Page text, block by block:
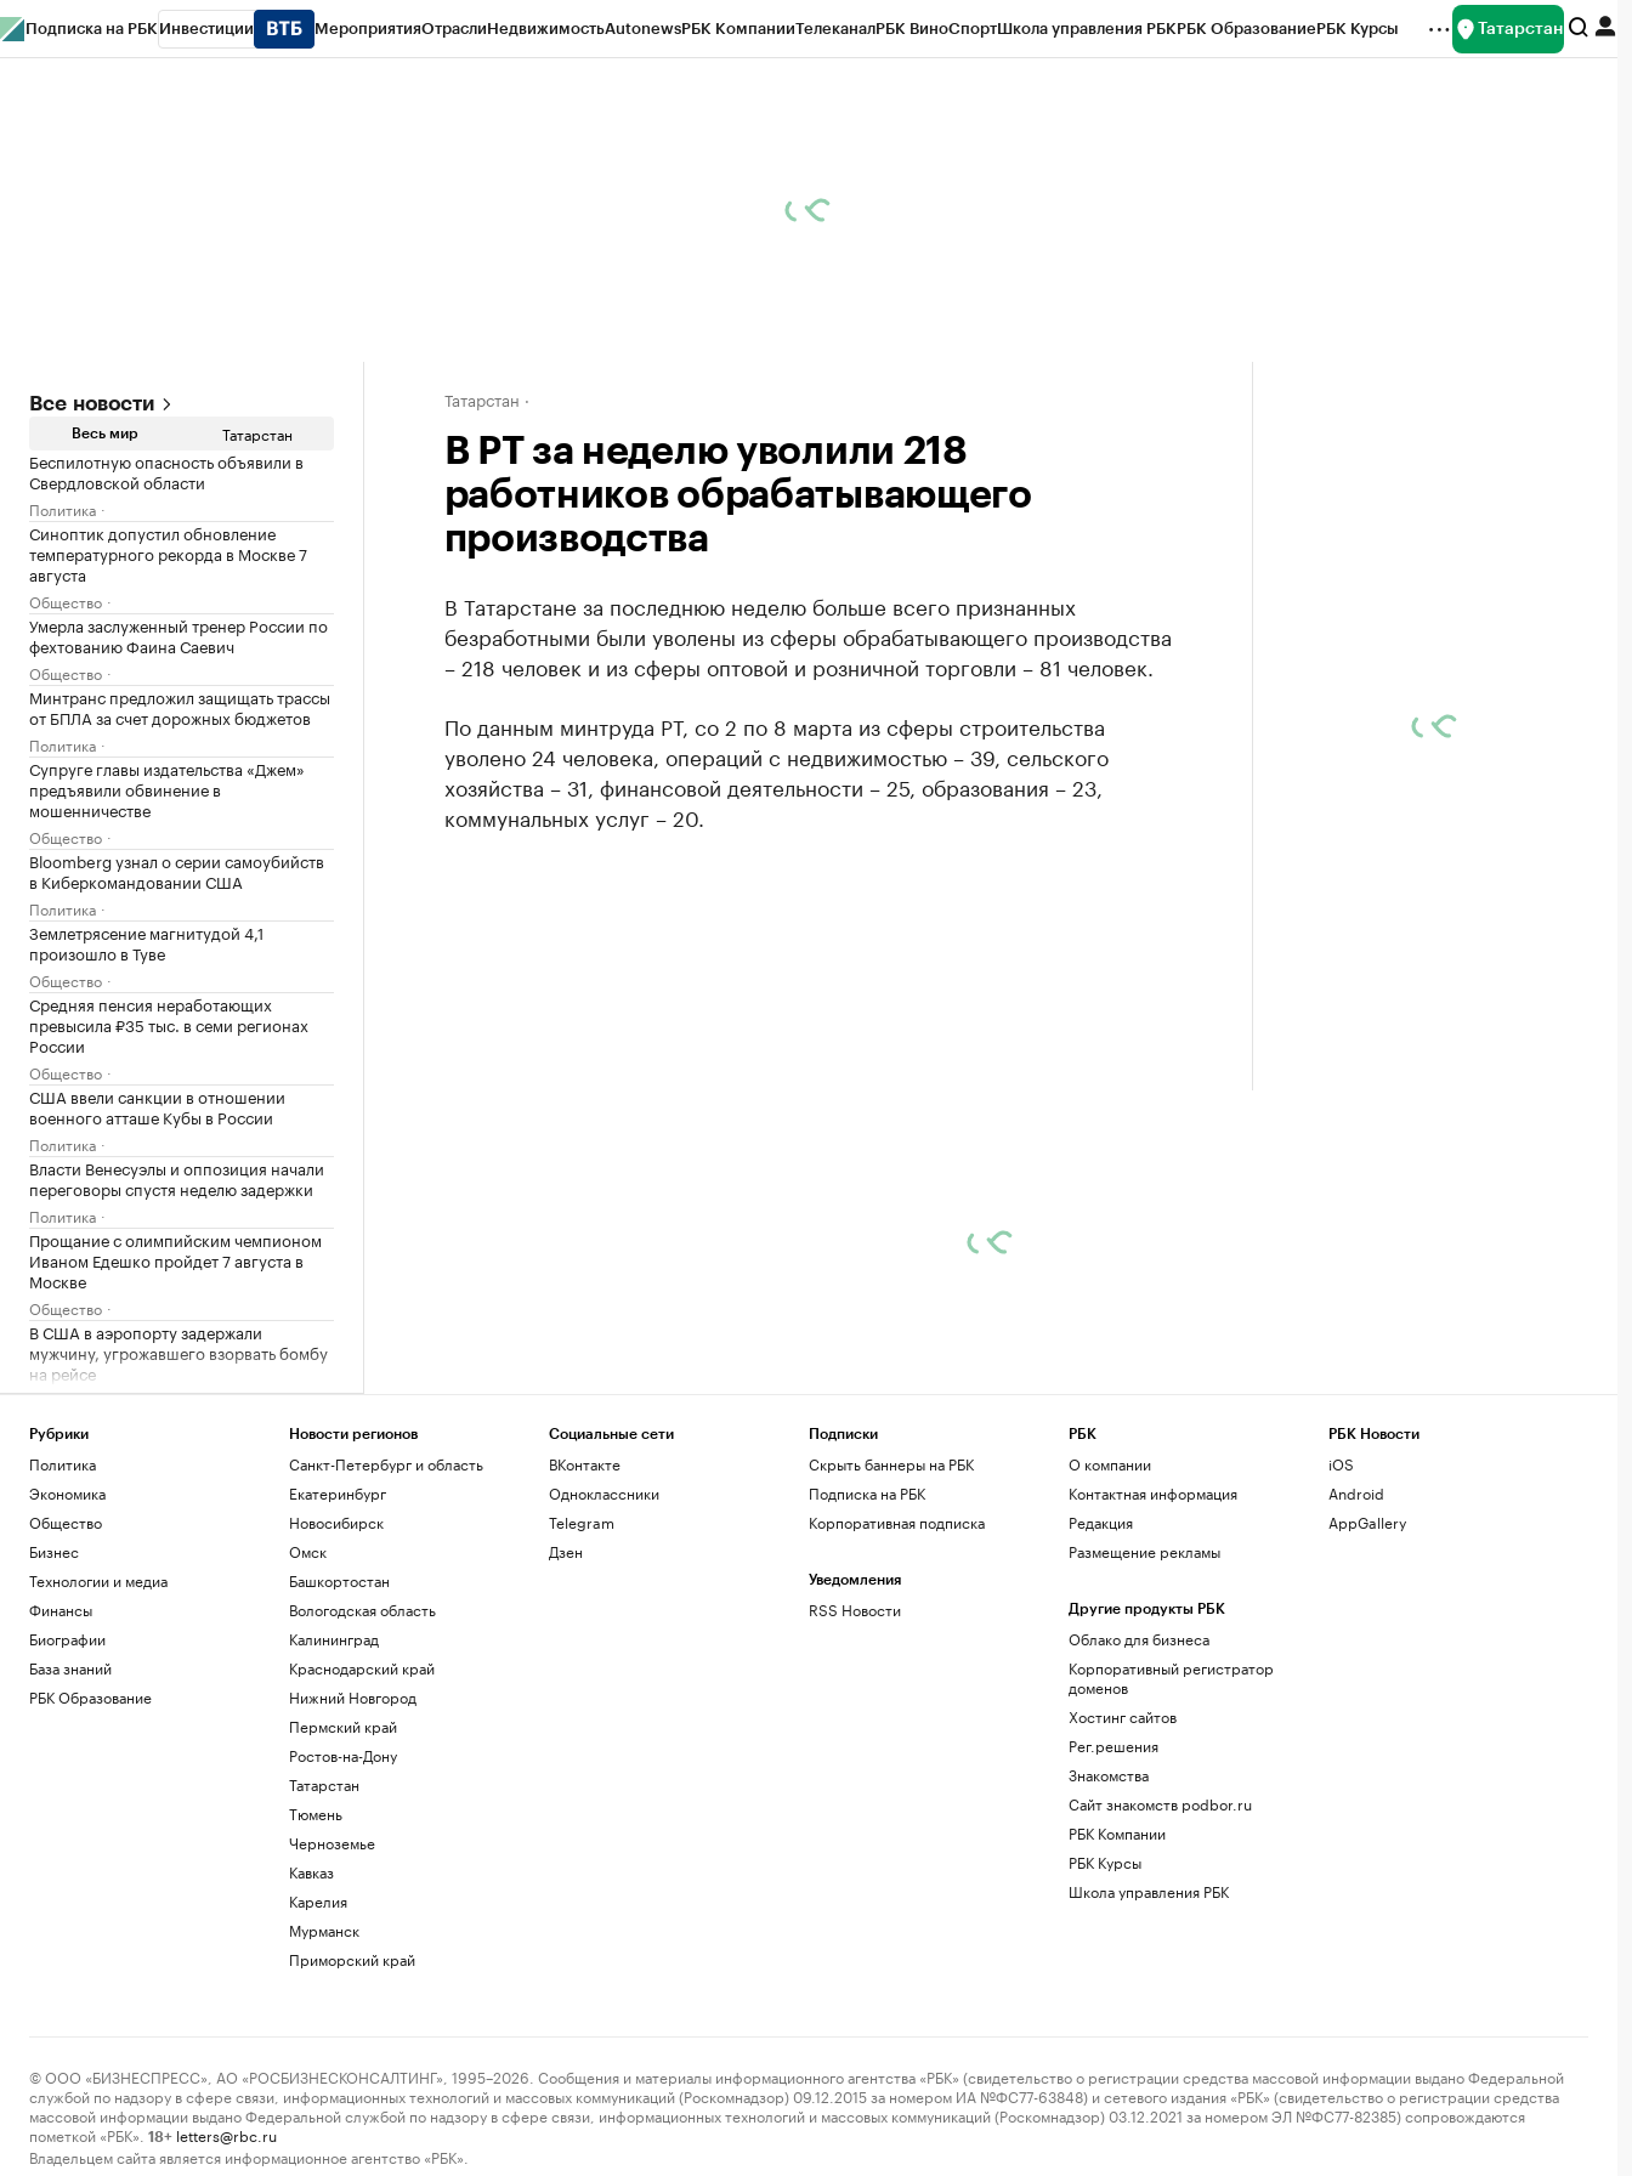
Подписка на РБК Инвестиции МероприятияОтраслиНедвижимостьAutonewsРБК КомпанииТелеканалРБК ВиноСпортШкола управления РБКРБК ОбразованиеРБК Курсы Татарстан
Все новости
Весь мир Татарстан
Беспилотную опасность объявили в
Свердловской области
Политика
Синоптик допустил обновление
температурного рекорда в Москве 7
августа
Общество
Умерла заслуженный тренер России по
фехтованию Фаина Саевич
Общество
Минтранс предложил защищать трассы
от БПЛА за счет дорожных бюджетов
Политика
Супруге главы издательства «Джем»
предъявили обвинение в
мошенничестве
Общество
Bloomberg узнал о серии самоубийств
в Киберкомандовании США
Политика
Землетрясение магнитудой 4,1
произошло в Туве
Общество
Средняя пенсия неработающих
превысила ₽35 тыс. в семи регионах
России
Общество
США ввели санкции в отношении
военного атташе Кубы в России
Политика
Власти Венесуэлы и оппозиция начали
переговоры спустя неделю задержки
Политика
Прощание с олимпийским чемпионом
Иваном Едешко пройдет 7 августа в
Москве
Общество
В США в аэропорту задержали
мужчину, угрожавшего взорвать бомбу
на рейсе
Общество
Во Внуково предупредили о задержках
рейсов из-за грозы
Общество
В Саудовской Аравии сообщили об 11
пострадавших при атаках хуситов
Политика
потребовала подтверждать
происхождение газа
Политика
Трамп заявил, что США «тоже
нуждаются» в ракетах для Patriot
Политика
Reuters сообщил о серии кибератак на
крупнейшие финансовые компании
Загрузить еще
Татарстан
В РТ за неделю уволили 218
работников обрабатывающего
производства
В Татарстане за последнюю неделю больше всего признанных
безработными были уволены из сферы обрабатывающего производства
– 218 человек и из сферы оптовой и розничной торговли – 81 человек.
По данным минтруда РТ, со 2 по 8 марта из сферы строительства
уволено 24 человека, операций с недвижимостью – 39, сельского
хозяйства – 31, финансовой деятельности – 25, образования – 23,
коммунальных услуг – 20.
Рубрики
Политика
Экономика
Общество
Бизнес
Технологии и медиа
Финансы
Биографии
База знаний
РБК Образование
Новости регионов
Санкт-Петербург и область
Екатеринбург
Новосибирск
Омск
Башкортостан
Вологодская область
Калининград
Краснодарский край
Нижний Новгород
Пермский край
Ростов-на-Дону
Татарстан
Тюмень
Черноземье
Кавказ
Карелия
Мурманск
Приморский край
Социальные сети
ВКонтакте
Одноклассники
Telegram
Дзен
Подписки
Скрыть баннеры на РБК
Подписка на РБК
Корпоративная подписка
Уведомления
RSS Новости
РБК
О компании
Контактная информация
Редакция
Размещение рекламы
Другие продукты РБК
Облако для бизнеса
Корпоративный регистратор
доменов
Хостинг сайтов
Рег.решения
Знакомства
Сайт знакомств podbor.ru
РБК Компании
РБК Курсы
Школа управления РБК
РБК Новости
iOS
Android
AppGallery
© ООО «БИЗНЕСПРЕСС», АО «РОСБИЗНЕСКОНСАЛТИНГ», 1995–2026. Сообщения и материалы информационного агентства «РБК» (свидетельство о регистрации средства массовой информации выдано Федеральной
службой по надзору в сфере связи, информационных технологий и массовых коммуникаций (Роскомнадзор) 09.12.2015 за номером ИА №ФС77-63848) и сетевого издания «РБК» (свидетельство о регистрации средства
массовой информации выдано Федеральной службой по надзору в сфере связи, информационных технологий и массовых коммуникаций (Роскомнадзор) 03.12.2021 за номером ЭЛ №ФС77-82385) сопровождаются
пометкой «РБК».
18+ letters@rbc.ru
Владельцем сайта является информационное агентство «РБК».